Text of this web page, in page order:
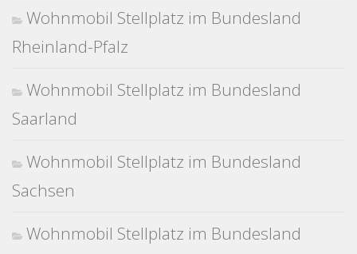
Wohnmobil Stellplatz im Bundesland
Rheinland-Pfalz
Wohnmobil Stellplatz im Bundesland
Saarland
Wohnmobil Stellplatz im Bundesland
Sachsen
Wohnmobil Stellplatz im Bundesland